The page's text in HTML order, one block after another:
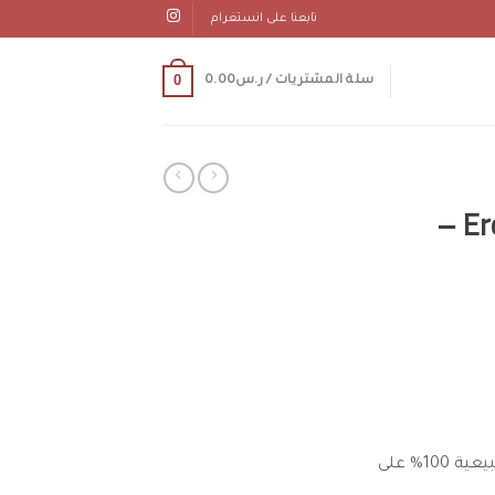
تابعنا على انستغرام
سلة المشتريات /ر.س0.00
0
بخاخ تأخير القذف ايروس Eros ProLong –
يوفر بخاخ ايروس لتأخير القذف Eros Pro Long 101 بتركيبة طبيعية 100% على